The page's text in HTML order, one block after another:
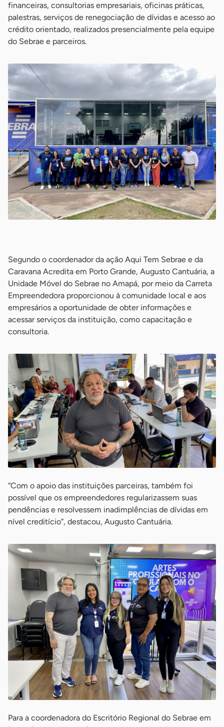
financeiras, consultorias empresariais, oficinas práticas,
palestras, serviços de renegociação de dívidas e acesso ao
crédito orientado, realizados presencialmente pela equipe
do Sebrae e parceiros.
Segundo o coordenador da ação Aqui Tem Sebrae e da
Caravana Acredita em Porto Grande, Augusto Cantuária, a
Unidade Móvel do Sebrae no Amapá, por meio da Carreta
Empreendedora proporcionou à comunidade local e aos
empresários a oportunidade de obter informações e
acessar serviços da instituição, como capacitação e
consultoria.
“Com o apoio das instituições parceiras, também foi
possível que os empreendedores regularizassem suas
pendências e resolvessem inadimplências de dívidas em
nível creditício”, destacou, Augusto Cantuária.
Para a coordenadora do Escritório Regional do Sebrae em